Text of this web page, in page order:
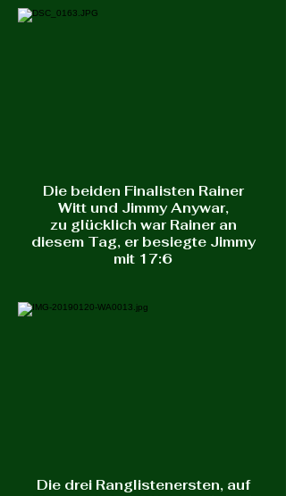
Die beiden Finalisten Rainer
Witt und Jimmy Anywar,
zu glücklich war Rainer an
diesem Tag, er besiegte Jimmy
mit 17:6
Die drei Ranglistenersten, auf